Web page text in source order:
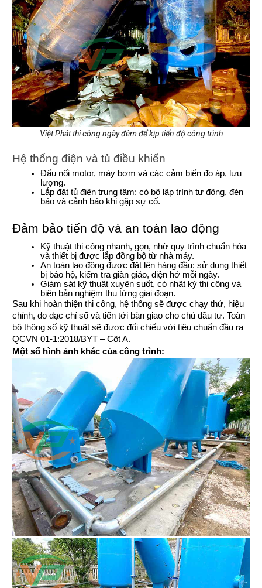
Việt Phát thi công ngày đêm để kịp tiến độ công trình
Hệ thống điện và tủ điều khiển
Đấu nối motor, máy bơm và các cảm biến đo áp, lưu
lượng.
Lắp đặt tủ điện trung tâm: có bộ lập trình tự động, đèn
báo và cảnh báo khi gặp sự cố.
Đảm bảo tiến độ và an toàn lao động
Kỹ thuật thi công nhanh, gọn, nhờ quy trình chuẩn hóa
và thiết bị được lắp đồng bộ từ nhà máy.
An toàn lao động được đặt lên hàng đầu: sử dụng thiết
bị bảo hộ, kiểm tra giàn giáo, điện hở mỗi ngày.
Giám sát kỹ thuật xuyên suốt, có nhật ký thi công và
biên bản nghiệm thu từng giai đoạn.
Sau khi hoàn thiện thi công, hệ thống sẽ được chạy thử, hiệu
chỉnh, đo đạc chỉ số và tiến tới bàn giao cho chủ đầu tư. Toàn
bộ thông số kỹ thuật sẽ được đối chiếu với tiêu chuẩn đầu ra
QCVN 01-1:2018/BYT – Cột A.
Một số hình ảnh khác của công trình: